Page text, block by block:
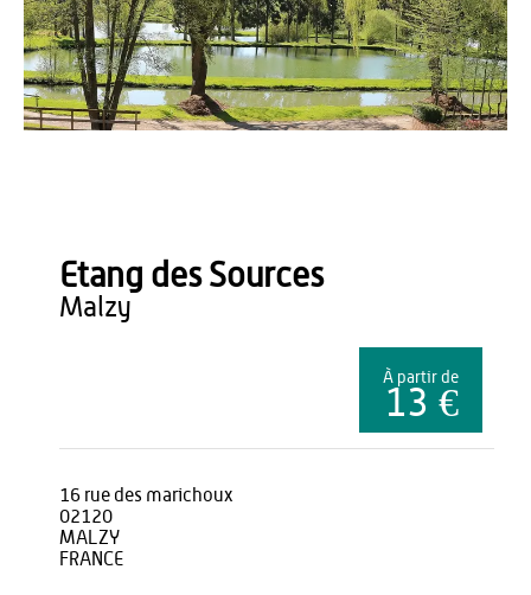
Office de Tourisme du Pays de Thiérache
Etang des Sources
malzy
À partir de
13 €
16 rue des marichoux
02120
MALZY
FRANCE